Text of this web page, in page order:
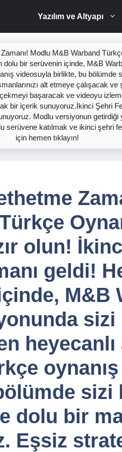
Yazılım ve Altyapı
Modlu M&B Warband
bir serüvenin içinde, M&B
videosuyla birlikte, bu
alt etmeye çalışacak
başaracak ve videoyu
bir içerik sunuyoruz.İkinci Şehri
Modlu versiyonun
serüvene katılmak ve ikinci şehri
için hemen tıklayın!
olun!
geldi!
M&B
sizi
heyecanlı
sizi
dolu bir
Eşsiz